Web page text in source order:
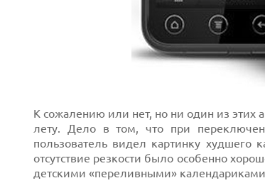
К сожалению или нет, но ни один из этих
лету. Дело в том, что при
пользователь видел картинку худшего
отсутствие резкости было особенно
детскими «переливными»